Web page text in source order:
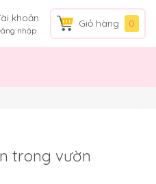
khoản
nhập
Giỏ hàng 0
trong vườn